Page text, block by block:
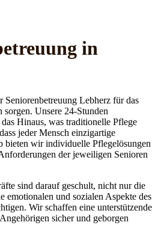
in
Lebherz für das
Unsere 24-Stunden
Hinaus, was traditionelle Pflege
jeder Mensch einzigartige
bieten wir individuelle Pflegelösungen
der jeweiligen Senioren
sind darauf geschult, nicht nur die
emotionalen und sozialen Aspekte des
Wir schaffen eine unterstützende
sicher und geborgen